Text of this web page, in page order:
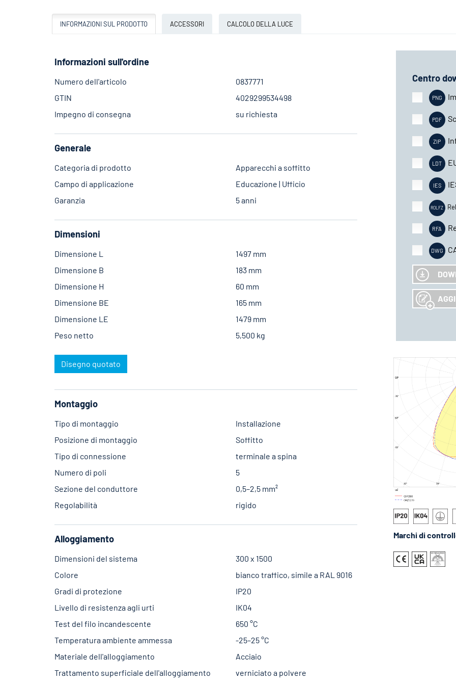
INFORMAZIONI SUL PRODOTTO ACCESSORI CALCOLO DELLA LUCE
Informazioni sull'ordine
Numero dell'articolo
0837771
GTIN
4029299534498
Impegno di consegna
su richiesta
Generale
Categoria di prodotto
Apparecchi a soffitto
Campo di applicazione
Educazione | Ufficio
Garanzia
5 anni
Dimensioni
Dimensione L
1497 mm
Dimensione B
183 mm
Dimensione H
60 mm
Dimensione BE
165 mm
Dimensione LE
1479 mm
Peso netto
5,500 kg
Disegno quotato
Montaggio
Tipo di montaggio
Installazione
Posizione di montaggio
Soffitto
Tipo di connessione
terminale a spina
Numero di poli
5
Sezione del conduttore
0,5–2,5 mm²
Regolabilità
rigido
Alloggiamento
Dimensioni del sistema
300 x 1500
Colore
bianco traffico, simile a RAL 9016
Gradi di protezione
IP20
Livello di resistenza agli urti
IK04
Test del filo incandescente
650 °C
Temperatura ambiente ammessa
-25–25 °C
Materiale dell'alloggiamento
Acciaio
Trattamento superficiale dell'alloggiamento
verniciato a polvere
Centro
Marchi di